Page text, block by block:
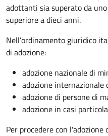
adottanti sia superato da
superiore a dieci anni.
Nell’ordinamento giuridico
di adozione:
adozione nazionale di
adozione internazionale
adozione di persone di
adozione in casi
Per procedere con l'adozione